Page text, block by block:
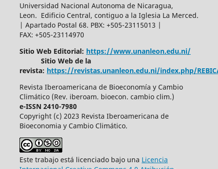
Universidad Nacional Autonoma de Nicaragua,
Leon. Edificio Central, contiguo a la Iglesia La Merced.
| Apartado Postal 68. PBX: +505-23115013 |
FAX: +505-23114970
Sitio Web Editorial: https://www.unanleon.edu.ni/
Sitio Web de la
revista: https://revistas.unanleon.edu.ni/index.php/
Revista Iberoamericana de Bioeconomía y Cambio
Climático (Rev. iberoam. bioecon. cambio clim.)
e-ISSN 2410-7980
Copyright (c) 2023 Revista Iberoamericana de
Bioeconomia y Cambio Climático.
Este trabajo está licenciado bajo una Licencia